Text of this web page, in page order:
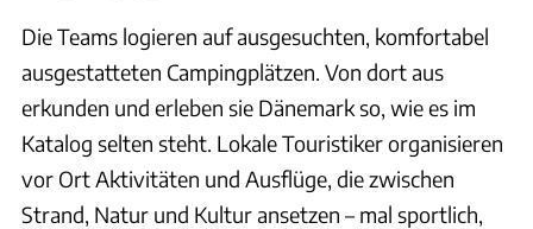
Die Teams logieren auf ausgesuchten, komfortabel
ausgestatteten Campingplätzen. Von dort aus
erkunden und erleben sie Dänemark so, wie es im
Katalog selten steht. Lokale Touristiker organisieren
vor Ort Aktivitäten und Ausflüge, die zwischen
Strand, Natur und Kultur ansetzen – mal sportlich,